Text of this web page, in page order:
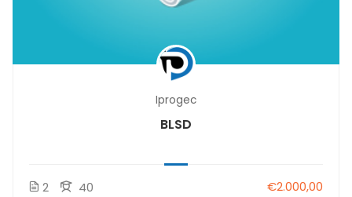
Iprogec
BLSD
2 40 €2.000,00